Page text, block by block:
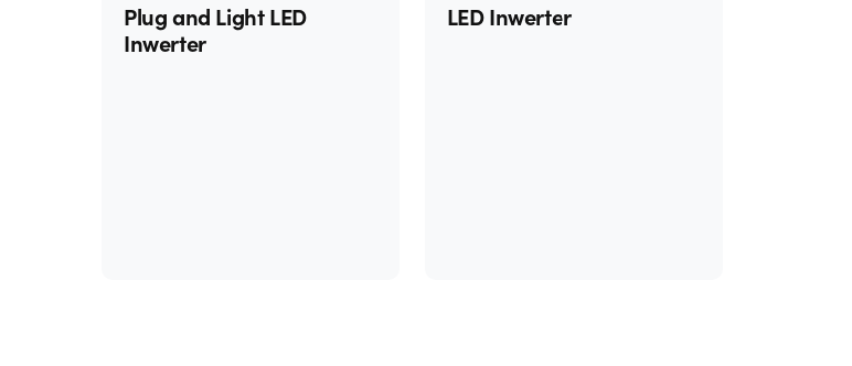
Plug and Light LED
Inwerter
LED Inwerter